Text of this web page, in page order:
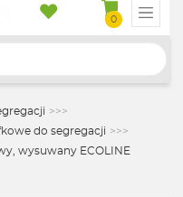
0
>>>
do segregacji >>>
wysuwany ECOLINE